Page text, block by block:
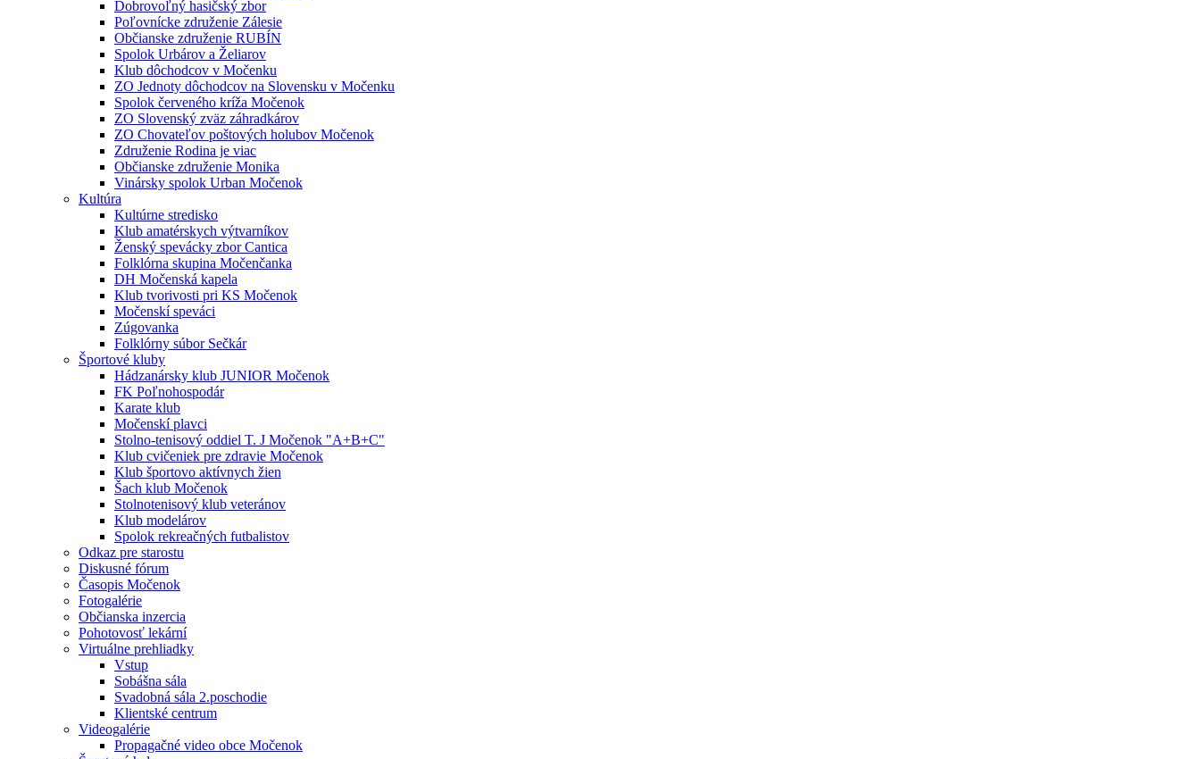
Dobrovoľný hasičský zbor
Poľovnícke združenie Zálesie
Občianske združenie RUBÍN
Spolok Urbárov a Želiarov
Klub dôchodcov v Močenku
ZO Jednoty dôchodcov na Slovensku v Močenku
Spolok červeného kríža Močenok
ZO Slovenský zväz záhradkárov
ZO Chovateľov poštových holubov Močenok
Združenie Rodina je viac
Občianske združenie Monika
Vinársky spolok Urban Močenok
Kultúra
Kultúrne stredisko
Klub amatérskych výtvarníkov
Ženský spevácky zbor Cantica
Folklórna skupina Močenčanka
DH Močenská kapela
Klub tvorivosti pri KS Močenok
Močenskí speváci
Zúgovanka
Folklórny súbor Sečkár
Športové kluby
Hádzanársky klub JUNIOR Močenok
FK Poľnohospodár
Karate klub
Močenskí plavci
Stolno-tenisový oddiel T. J Močenok "A+B+C"
Klub cvičeniek pre zdravie Močenok
Klub športovo aktívnych žien
Šach klub Močenok
Stolnotenisový klub veteránov
Klub modelárov
Spolok rekreačných futbalistov
Odkaz pre starostu
Diskusné fórum
Časopis Močenok
Fotogalérie
Občianska inzercia
Pohotovosť lekární
Virtuálne prehliadky
Vstup
Sobášna sála
Svadobná sála 2.poschodie
Klientské centrum
Videogalérie
Propagačné video obce Močenok